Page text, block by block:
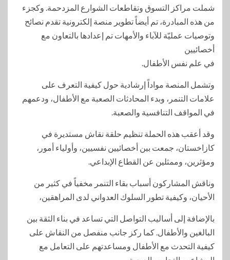
شملت مراكز التسوق وتقاطعات الشوارع المزدحمة. وكجزء
من هذه المبادرة، تم أيضاً تطوير منصة إلكترونية تقدم نصائح
وتوصيات عمليّة للآباء والأمهات تم إعدادها بالتعاون مع
أخصائيين
في علم نفس الأطفال.
وتشمل المنصة مواداً إرشادية حول كيفية التعرف على
علامات التنمر، وبدء المحادثات الصعبة مع الأطفال، ودعمهم
في المواقف التنافسية والصعبة.
وقد أعقب هذه الحملة تنظيم حلقة نقاش مستديرة في
كازاخستان، جمعت بين أخصائيين نفسيين، وأولياء أمور،
ومؤثرين، وممثلين عن القطاع الإبداعي.
وناقش المشاركون أسباب بقاء التنمر مخفياً في كثير من
الأحيان، وكيفية تطور السلوك العدواني لدى المراهقين،
بالإضافة إلى أساليب التواصل التي تساعد في بناء الثقة بين
البالغين والأطفال. كما ركز جانب منفصل من النقاش على
كيفية التحدث مع الأطفال ومساعدتهم على التعامل مع